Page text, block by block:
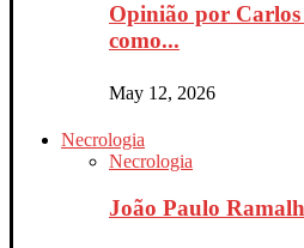
Opinião por
como...
May 12, 2026
Necrologia
Necrologia
João Paulo